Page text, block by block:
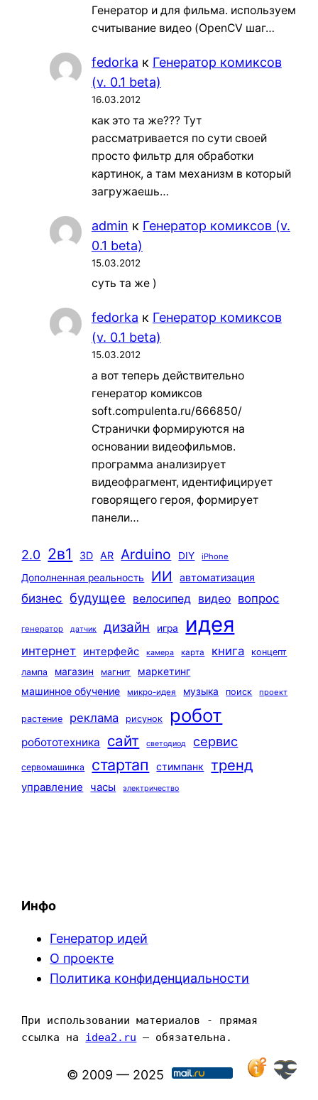
Генератор и для фильма. используем
считывание видео (OpenCV шаг…
fedorka к Генератор комиксов
(v. 0.1 beta)
16.03.2012
как это та же??? Тут
рассматривается по сути своей
просто фильтр для обработки
картинок, а там механизм в который
загружаешь…
admin к Генератор комиксов (v.
0.1 beta)
15.03.2012
суть та же )
fedorka к Генератор комиксов
(v. 0.1 beta)
15.03.2012
а вот теперь действительно
генератор комиксов
soft.compulenta.ru/666850/
Странички формируются на
основании видеофильмов.
программа анализирует
видеофрагмент, идентифицирует
говорящего героя, формирует
панели…
2.0 2в1 3D AR Arduino DIY iPhone
Дополненная реальность ИИ автоматизация
бизнес будущее велосипед видео вопрос
генератор датчик дизайн игра идея
интернет интерфейс камера карта книга
концепт
лампа
магазин магнит
маркетинг
машинное обучение
микро-идея музыка поиск проект
растение реклама рисунок робот
робототехника сайт светодиод сервис
сервомашинка стартап стимпанк тренд
управление часы электричество
Инфо
Генератор идей
О проекте
Политика конфиденциальности
При использовании материалов - прямая
ссылка на idea2.ru — обязательна.
© 2009 — 2025